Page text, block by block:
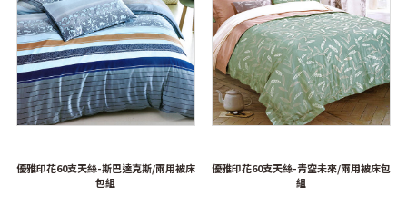
優雅印花60支天絲-斯巴達克斯/兩用被床
包組
優雅印花60支天絲-青空未來/兩用被床包
組